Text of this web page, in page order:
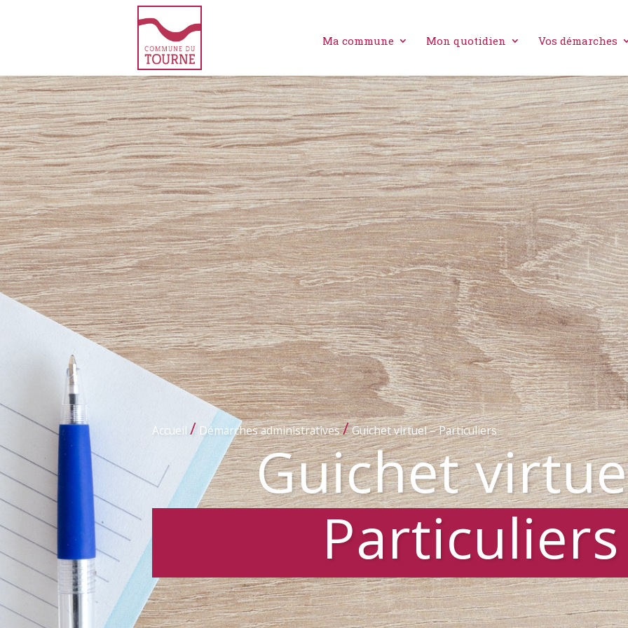
Ma commune Mon quotidien Vos démarches
Accueil / Démarches administratives/Guichet virtuel – Particuliers
Guichet
Particuliers